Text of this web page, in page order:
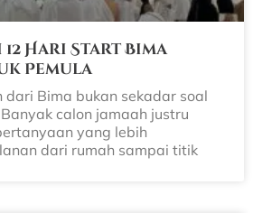
Hari Start Bima
Pemula
dari Bima bukan sekadar soal
calon jamaah justru
yang lebih
dari rumah sampai titik